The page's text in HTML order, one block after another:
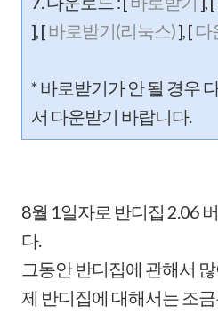
], [바로받기(리눅스)], [ 다
* 바로받기가 안 될 경우
서 다운받기 바랍니다.
8월 1일자로 반디집 2.06
다.
그동안 반디집에 관해서
제 반디집에 대해서는 조